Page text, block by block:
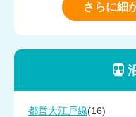
さらに細
都営大江戸線(16)